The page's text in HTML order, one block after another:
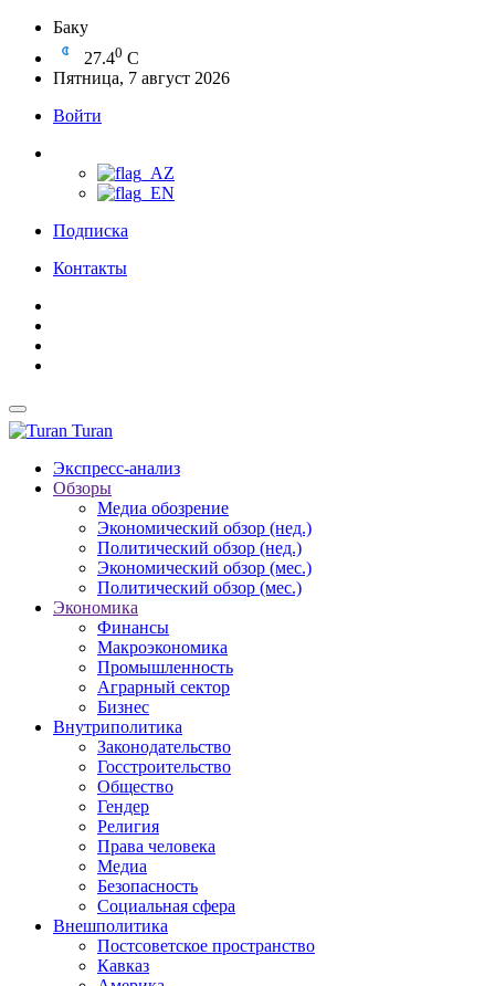
Баку
27.40 C
Пятница, 7 август 2026
Войти
Подписка
Контакты
Turan
Экспресс-анализ
Обзоры
Медиа обозрение
Экономический обзор (нед.)
Политический обзор (нед.)
Экономический обзор (мес.)
Политический обзор (мес.)
Экономика
Финансы
Макроэкономика
Промышленность
Аграрный сектор
Бизнес
Внутриполитика
Законодательство
Госстроительство
Общество
Гендер
Религия
Права человека
Медиа
Безопасность
Социальная сфера
Внешполитика
Постсоветское пространство
Кавказ